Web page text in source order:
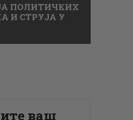
ПОЛИТИЧКИХ
И СТРУЈА У
ваш